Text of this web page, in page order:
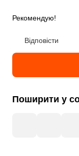
Рекомендую!
Відповісти
Поширити у